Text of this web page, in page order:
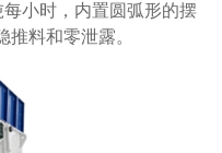
小时，内置圆弧形的摆
料和零泄露。